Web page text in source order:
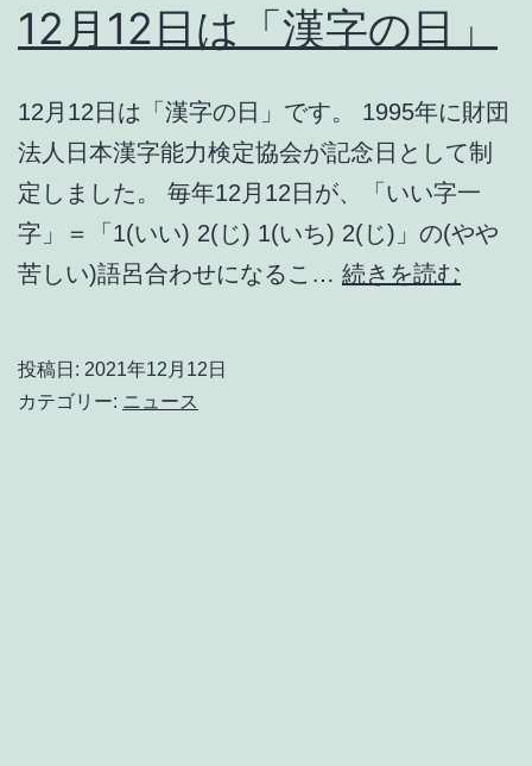
12月12日は「漢字の日」
12月12日は「漢字の日」です。 1995年に財団
法人日本漢字能力検定協会が記念日として制
定しました。 毎年12月12日が、「いい字一
字」＝「1(いい) 2(じ) 1(いち) 2(じ)」の(やや
苦しい)語呂合わせになるこ… 続きを読む
投稿日: 2021年12月12日
カテゴリー: ニュース